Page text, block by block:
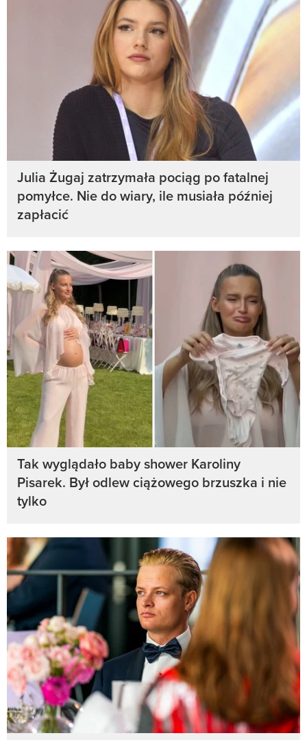
Julia Żugaj zatrzymała pociąg po fatalnej
pomyłce. Nie do wiary, ile musiała później
zapłacić
Tak wyglądało baby shower Karoliny
Pisarek. Był odlew ciążowego brzuszka i nie
tylko